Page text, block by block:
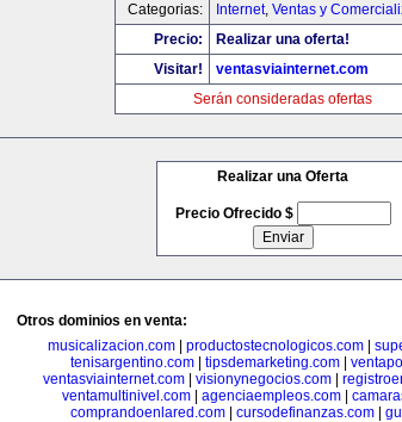
Categorias:
Internet, Ventas y
Precio:
Realizar una oferta!
Visitar!
ventasviainternet.com
Serán consideradas ofertas
Realizar una Oferta
Precio Ofrecido $
Otros dominios en venta:
musicalizacion.com| productostecnologicos.com|
tenisargentino.com
tipsdemarketing.com
ventasviainternet.com
visionynegocios.com
ventamultinivel.com| agenciaempleos.com|
comprandoenlared.com| cursodefinanzas.com|